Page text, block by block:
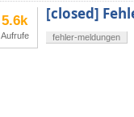
5.6k
Aufrufe
[closed]
fehler-meldungen